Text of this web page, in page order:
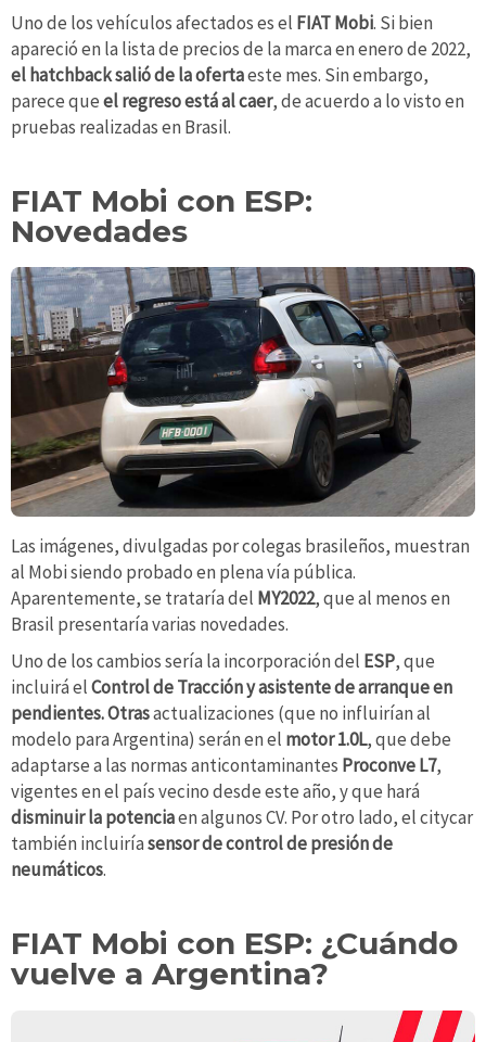
Uno de los vehículos afectados es el FIAT Mobi. Si bien
apareció en la lista de precios de la marca en enero de 2022,
el hatchback salió de la ofertaeste mes. Sin embargo,
parece queel regreso está al caer, de acuerdo a lo visto en
pruebas realizadas en Brasil.
FIAT Mobi con ESP:
Novedades
Las imágenes, divulgadas por colegas brasileños, muestran
al Mobi siendo probado en plena vía pública.
Aparentemente, se trataría del MY2022, que al menos en
Brasil presentaría varias novedades.
Uno de los cambios sería la incorporación del ESP, que
incluirá elControl de Tracción y asistente de arranque en
pendientes. Otrasactualizaciones (que no influirían al
modelo para Argentina) serán en el motor 1.0L, que debe
adaptarse a las normas anticontaminantes Proconve L7,
vigentes en el país vecino desde este año, y que hará
disminuir la potenciaen algunos CV. Por otro lado, el citycar
también incluiríasensor de control de presión de
neumáticos.
FIAT Mobi con ESP: ¿Cuándo
vuelve a Argentina?